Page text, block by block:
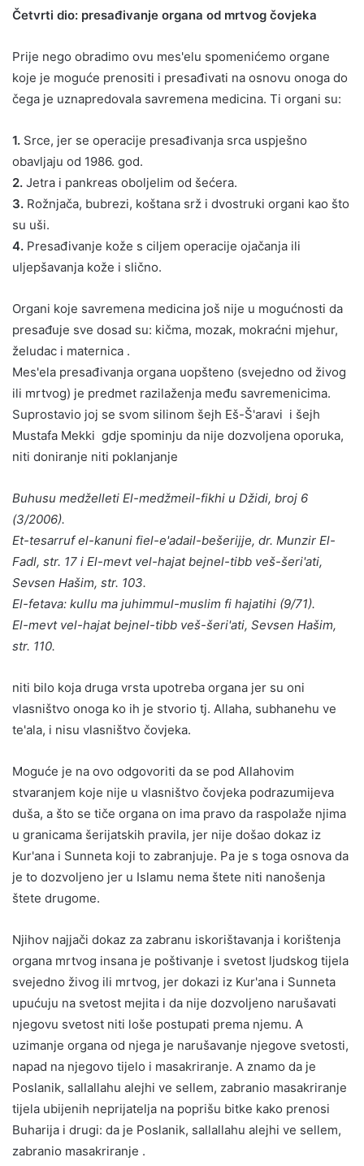
Četvrti dio: presađivanje organa od mrtvog čovjeka
Prije nego obradimo ovu mes'elu spomenićemo organe
koje je moguće prenositi i presađivati na osnovu onoga do
čega je uznapredovala savremena medicina. Ti organi su:
1. Srce, jer se operacije presađivanja srca uspješno
obavljaju od 1986. god.
2. Jetra i pankreas oboljelim od šećera.
3. Rožnjača, bubrezi, koštana srž i dvostruki organi kao što
su uši.
4. Presađivanje kože s ciljem operacije ojačanja ili
uljepšavanja kože i slično.
Organi koje savremena medicina još nije u mogućnosti da
presađuje sve dosad su: kičma, mozak, mokraćni mjehur,
želudac i maternica .
Mes'ela presađivanja organa uopšteno (svejedno od živog
ili mrtvog) je predmet razilaženja među savremenicima.
Suprostavio joj se svom silinom šejh Eš-Š'aravi i šejh
Mustafa Mekki gdje spominju da nije dozvoljena oporuka,
niti doniranje niti poklanjanje
Buhusu medželleti El-medžmeil-fikhi u Džidi, broj 6
(3/2006).
Et-tesarruf el-kanuni fiel-e'adail-bešerijje, dr. Munzir El-
Fadl, str. 17 i El-mevt vel-hajat bejnel-tibb veš-šeri'ati,
Sevsen Hašim, str. 103.
El-fetava: kullu ma juhimmul-muslim fi hajatihi (9/71).
El-mevt vel-hajat bejnel-tibb veš-šeri'ati, Sevsen Hašim,
str. 110.
niti bilo koja druga vrsta upotreba organa jer su oni
vlasništvo onoga ko ih je stvorio tj. Allaha, subhanehu ve
te'ala, i nisu vlasništvo čovjeka.
Moguće je na ovo odgovoriti da se pod Allahovim
stvaranjem koje nije u vlasništvo čovjeka podrazumijeva
duša, a što se tiče organa on ima pravo da raspolaže njima
u granicama šerijatskih pravila, jer nije došao dokaz iz
Kur'ana i Sunneta koji to zabranjuje. Pa je s toga osnova da
je to dozvoljeno jer u Islamu nema štete niti nanošenja
štete drugome.
Njihov najjači dokaz za zabranu iskorištavanja i korištenja
organa mrtvog insana je poštivanje i svetost ljudskog tijela
svejedno živog ili mrtvog, jer dokazi iz Kur'ana i Sunneta
upućuju na svetost mejita i da nije dozvoljeno narušavati
njegovu svetost niti loše postupati prema njemu. A
uzimanje organa od njega je narušavanje njegove svetosti,
napad na njegovo tijelo i masakriranje. A znamo da je
Poslanik, sallallahu alejhi ve sellem, zabranio masakriranje
tijela ubijenih neprijatelja na poprišu bitke kako prenosi
Buharija i drugi: da je Poslanik, sallallahu alejhi ve sellem,
zabranio masakriranje .